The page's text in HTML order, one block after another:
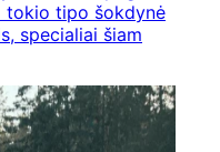
tokio tipo šokdynė
specialiai šiam